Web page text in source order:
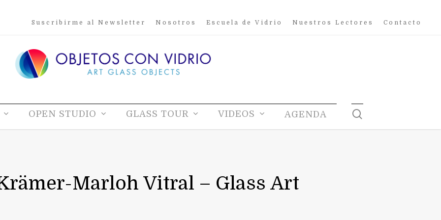
Suscribirme al Newsletter Nosotros Escuela de Vidrio Nuestros Lectores Contacto
OPEN STUDIO GLASS TOUR VIDEOS AGENDA
Marloh Vitral – Glass Art